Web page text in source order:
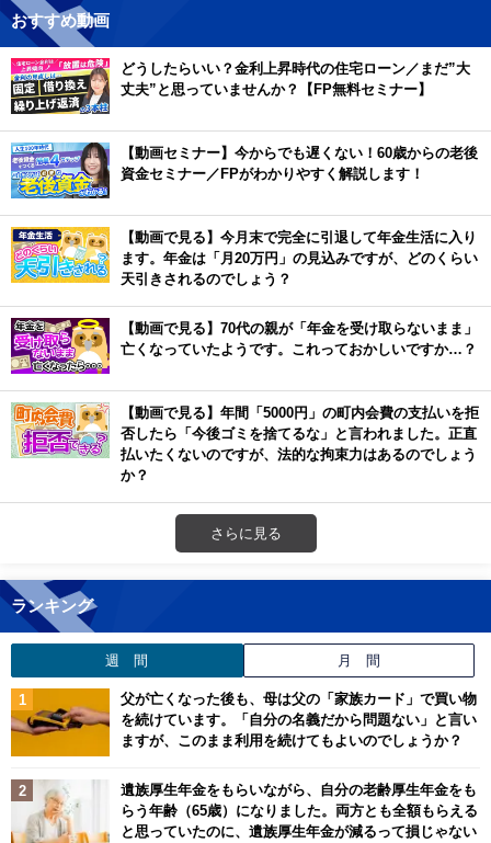
おすすめ動画
どうしたらいい？金利上昇時代の住宅ローン／まだ”大
丈夫”と思っていませんか？【FP無料セミナー】
【動画セミナー】今からでも遅くない！60歳からの老後
資金セミナー／FPがわかりやすく解説します！
【動画で見る】今月末で完全に引退して年金生活に入り
ます。年金は「月20万円」の見込みですが、どのくらい
天引きされるのでしょう？
【動画で見る】70代の親が「年金を受け取らないまま」
亡くなっていたようです。これっておかしいですか…？
【動画で見る】年間「5000円」の町内会費の支払いを拒
否したら「今後ゴミを捨てるな」と言われました。正直
払いたくないのですが、法的な拘束力はあるのでしょう
か？
さらに見る
ランキング
週 間 月 間
父が亡くなった後も、母は父の「家族カード」で買い物
を続けています。「自分の名義だから問題ない」と言い
ますが、このまま利用を続けてもよいのでしょうか？
遺族厚生年金をもらいながら、自分の老齢厚生年金をも
らう年齢（65歳）になりました。両方とも全額もらえる
と思っていたのに、遺族厚生年金が減るって損じゃない